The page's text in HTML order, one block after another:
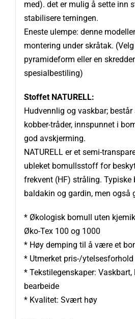
med). det er mulig å sette inn
stabilisere terningen.
Eneste ulempe: denne
montering under skråtak.
pyramideform eller en
spesialbestiling)
Stoffet NATURELL:
Hudvennlig og vaskbar;
kobber-tråder, innspunnet i
god avskjerming.
NATURELL er et semi-
ubleket bomullsstoff for
frekvent (HF) stråling. Typiske
baldakin og gardin, men også
* Økologisk bomull uten
Øko-Tex 100 og 1000
* Høy demping til å være et
* Utmerket pris-/ytelsesforhold
* Tekstilegenskaper: Vaskbart,
bearbeide
* Kvalitet: Svært høy